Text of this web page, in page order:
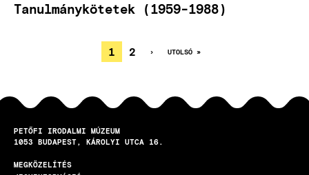
Tanulmánykötetek (1959-1988)
OLDALSZÁMOZÁS
JELENLEGI
OLDAL
1 OLDAL
2
KÖVETKEZŐ
›
UTOLSÓ
UTOLSÓ »
PETŐFI IRODALMI MÚZEUM
1053
BUDAPEST KÁROLYI UTCA 16.
MEGKÖZELÍTÉS